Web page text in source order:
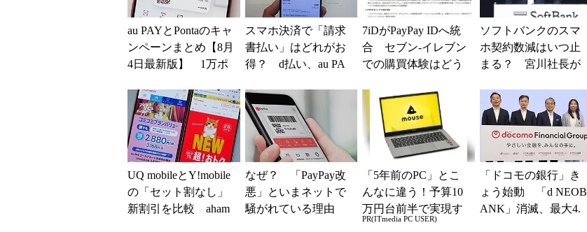
au PAYとPontaのキャ
ンペーンまとめ【8月
4日最新版】 1万ポ
0％還元あ...
スマホ決済で「請求
書払い」はどれがお
得？ d払い、au PA
イを比較してみた
7iDがPayPay IDへ統
合 セブン-イレブン
での購買体験はどう
発表
ソフトバンクのスマ
ホ契約数減はいつ止
まる？ 宮川社長が
ホッピング対策は
「真剣にやり...
UQ mobileとY!mobile
の「セット割なし」
新割引を比較 aham
なぜ？ 「PayPay改
悪」といまネットで
騒がれている理由
「5年前のPC」とこ
んなに違う！予算10
万円台前半で実現す
る快適PCライフ
PR(ITmedia PC USER)
「ドコモの銀行」き
ょう始動 「d NEOB
ANK」消滅、最大4.